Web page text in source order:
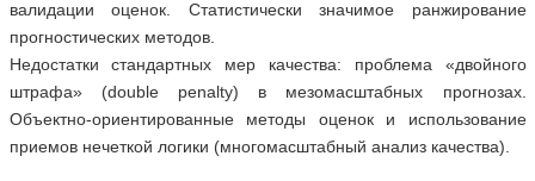
валидации оценок. Статистически значимое ранжирование
прогностических методов.
Недостатки стандартных мер качества: проблема «двойного
штрафа» (double penalty) в мезомасштабных прогнозах.
Объектно-ориентированные методы оценок и использование
приемов нечеткой логики (многомасштабный анализ качества).